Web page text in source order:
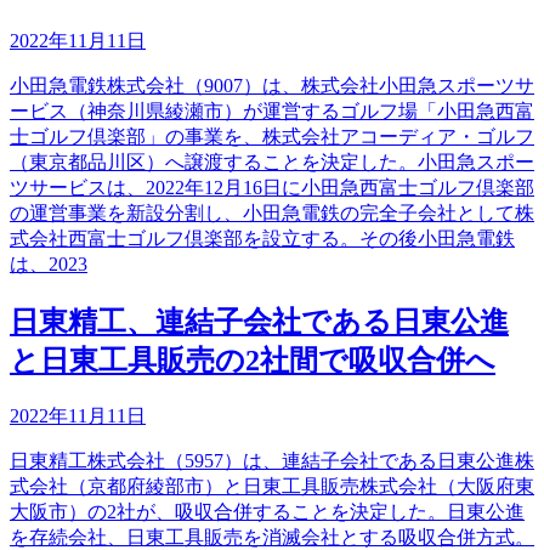
2022年11月11日
小田急電鉄株式会社（9007）は、株式会社小田急スポーツサ
ービス（神奈川県綾瀬市）が運営するゴルフ場「小田急西富
士ゴルフ倶楽部」の事業を、株式会社アコーディア・ゴルフ
（東京都品川区）へ譲渡することを決定した。小田急スポー
ツサービスは、2022年12月16日に小田急西富士ゴルフ倶楽部
の運営事業を新設分割し、小田急電鉄の完全子会社として株
式会社西富士ゴルフ倶楽部を設立する。その後小田急電鉄
は、2023
日東精工、連結子会社である日東公進
と日東工具販売の2社間で吸収合併へ
2022年11月11日
日東精工株式会社（5957）は、連結子会社である日東公進株
式会社（京都府綾部市）と日東工具販売株式会社（大阪府東
大阪市）の2社が、吸収合併することを決定した。日東公進
を存続会社、日東工具販売を消滅会社とする吸収合併方式。